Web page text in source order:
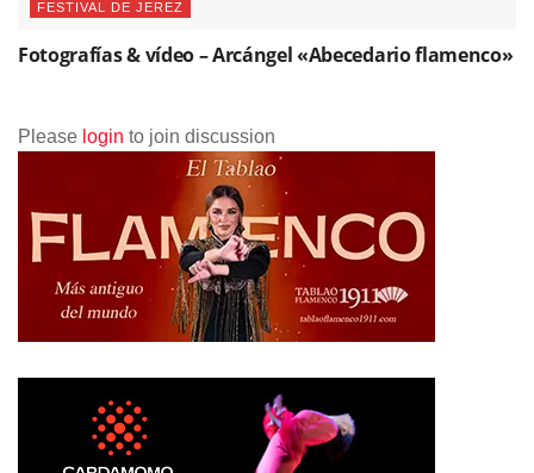
FESTIVAL DE JEREZ
Fotografías & vídeo – Arcángel «Abecedario flamenco»
Please login to join discussion